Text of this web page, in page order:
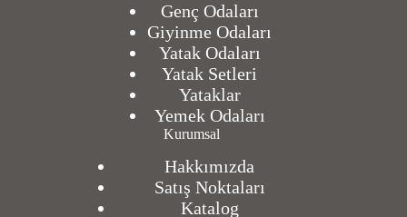
Genç Odaları
Giyinme Odaları
Yatak Odaları
Yatak Setleri
Yataklar
Yemek Odaları
Kurumsal
Hakkımızda
Satış Noktaları
Katalog